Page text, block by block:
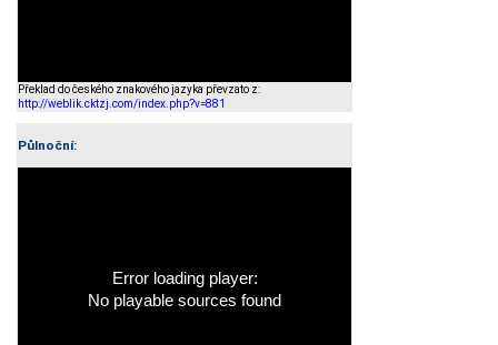
Překlad do českého znakového jazyka převzato z:
http://weblik.cktzj.com/index.php?v=881
Půlnoční:
Error loading player:
No playable sources found